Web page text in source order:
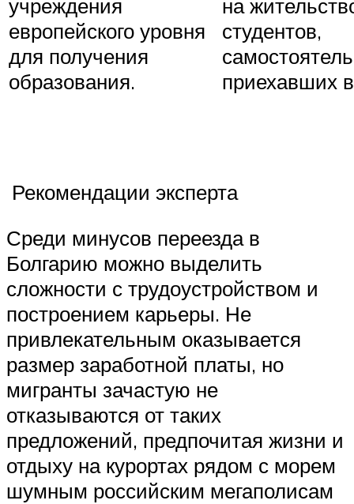
учреждения
европейского уровня
для получения
образования.
на
студентов,
приехавших
Рекомендации эксперта
Среди минусов переезда в
Болгарию можно выделить
сложности с трудоустройством и
построением карьеры. Не
привлекательным оказывается
размер заработной платы, но
мигранты зачастую не
отказываются от таких
предложений, предпочитая жизни и
отдыху на курортах рядом с морем
шумным российским мегаполисам